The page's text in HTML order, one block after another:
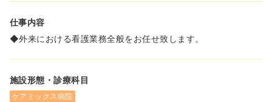
仕事内容
◆外来における看護業務全般をお任せ致します。
施設形態・診療科目
ケアミックス病院